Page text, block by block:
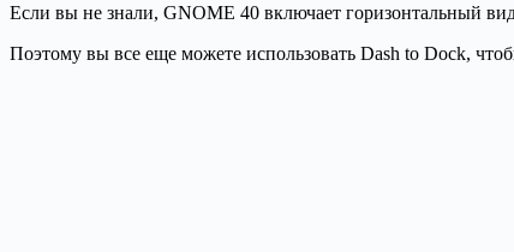
Если вы не знали, GNOME 40 включает горизонтальный
Поэтому вы все еще можете использовать Dash to Dock,